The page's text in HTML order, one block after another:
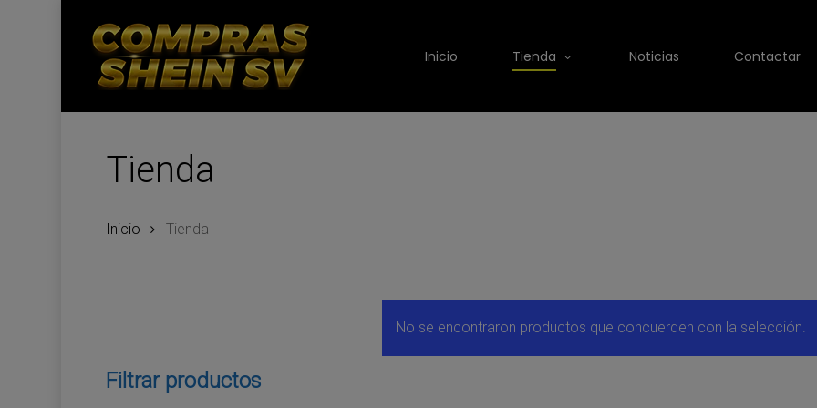
Inicio Tienda Noticias Contactar
Tienda
Inicio Tienda
Filtrar productos
No se encontraron productos que concuerden con la selección.